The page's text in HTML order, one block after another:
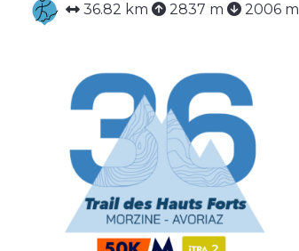
36.82 km 2837 m 2006 m